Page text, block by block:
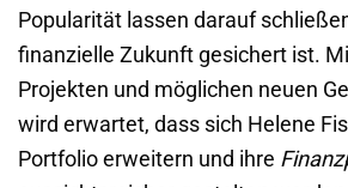
Popularität lassen darauf
finanzielle Zukunft gesichert ist.
Projekten und möglichen neuen
wird erwartet, dass sich Helene
Portfolio erweitern und ihre